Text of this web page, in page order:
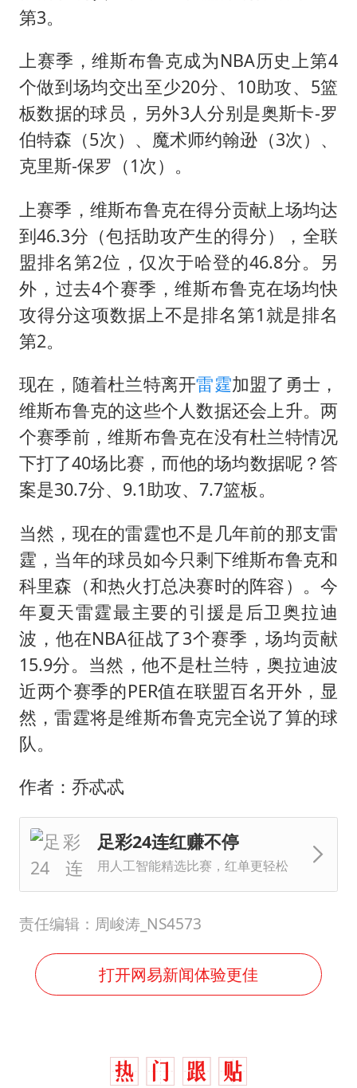
第3。
上赛季，维斯布鲁克成为NBA历史上第4
个做到场均交出至少20分、10助攻、5篮
板数据的球员，另外3人分别是奥斯卡-罗
伯特森（5次）、魔术师约翰逊（3次）、
克里斯-保罗（1次）。
上赛季，维斯布鲁克在得分贡献上场均达
到46.3分（包括助攻产生的得分），全联
盟排名第2位，仅次于哈登的46.8分。另
外，过去4个赛季，维斯布鲁克在场均快
攻得分这项数据上不是排名第1就是排名
第2。
现在，随着杜兰特离开雷霆加盟了勇士，
维斯布鲁克的这些个人数据还会上升。两
个赛季前，维斯布鲁克在没有杜兰特情况
下打了40场比赛，而他的场均数据呢？答
案是30.7分、9.1助攻、7.7篮板。
当然，现在的雷霆也不是几年前的那支雷
霆，当年的球员如今只剩下维斯布鲁克和
科里森（和热火打总决赛时的阵容）。今
年夏天雷霆最主要的引援是后卫奥拉迪
波，他在NBA征战了3个赛季，场均贡献
15.9分。当然，他不是杜兰特，奥拉迪波
近两个赛季的PER值在联盟百名开外，显
然，雷霆将是维斯布鲁克完全说了算的球
队。
作者：乔忒忒
足彩24连红赚不停
用人工智能精选比赛，红单更轻松
责任编辑：周峻涛_NS4573
打开网易新闻体验更佳